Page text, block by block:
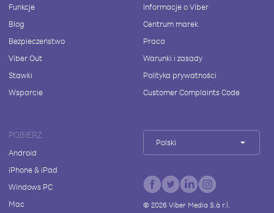
Funkcje
Blog
Bezpieczeństwo
Viber Out
Stawki
Wsparcie
Informacje o Viber
Centrum marek
Praca
Warunki i zasady
Polityka prywatności
Customer Complaints Code
POBIERZ
Android
iPhone & iPad
Windows PC
Mac
Polski
© 2026Viber Media S.à r.l.